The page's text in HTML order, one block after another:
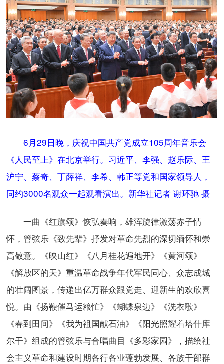
6月29日晚，庆祝中国共产党成立105周年音乐会
《人民至上》在北京举行。习近平、李强、赵乐际、王
沪宁、蔡奇、丁薛祥、李希、韩正等党和国家领导人，
同约3000名观众一起观看演出。新华社记者 谢环驰 摄
一曲《红旗颂》恢弘奏响，雄浑旋律激荡赤子情
怀，管弦乐《致先辈》抒发对革命先烈的深切缅怀和崇
高敬意。《映山红》《八月桂花遍地开》《黄河颂》
《解放区的天》重温革命战争年代军民同心、众志成城
的壮阔图景，传递出亿万群众跟党走、迎新生的欢欣喜
悦。由《扬鞭催马运粮忙》《蝴蝶泉边》《洗衣歌》
《春到田间》《我为祖国献石油》《阳光照耀着塔什库
尔干》组成的管弦乐与合唱曲目《多彩家园》，描绘社
会主义革命和建设时期各行各业蓬勃发展、各族干部群